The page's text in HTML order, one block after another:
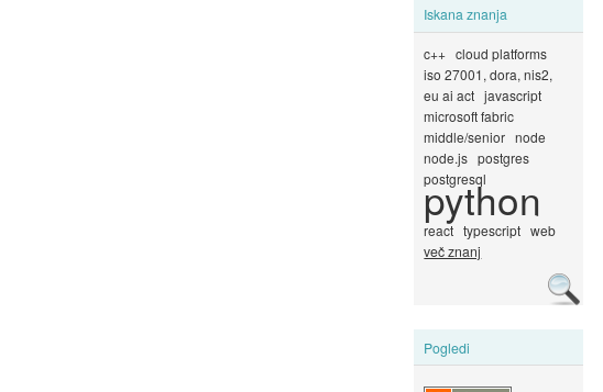
Iskana znanja
c++ cloud platforms
iso 27001, dora, nis2,
eu ai act javascript
microsoft fabric
middle/senior node
node.js postgres
postgresql
python
react typescript web
več znanj
Pogledi